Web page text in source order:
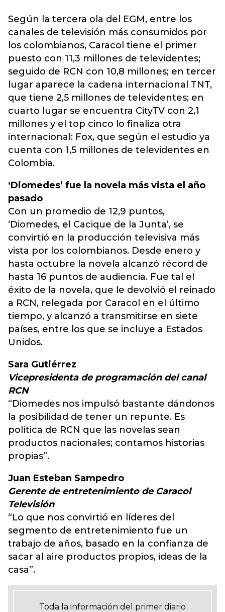
Según la tercera ola del EGM, entre los
canales de televisión más consumidos por
los colombianos, Caracol tiene el primer
puesto con 11,3 millones de televidentes;
seguido de RCN con 10,8 millones; en tercer
lugar aparece la cadena internacional TNT,
que tiene 2,5 millones de televidentes; en
cuarto lugar se encuentra CityTV con 2,1
millones y el top cinco lo finaliza otra
internacional: Fox, que según el estudio ya
cuenta con 1,5 millones de televidentes en
Colombia.
‘Diomedes’ fue la novela más vista el año
pasado
Con un promedio de 12,9 puntos,
‘Diomedes, el Cacique de la Junta’, se
convirtió en la producción televisiva más
vista por los colombianos. Desde enero y
hasta octubre la novela alcanzó récord de
hasta 16 puntos de audiencia. Fue tal el
éxito de la novela, que le devolvió el reinado
a RCN, relegada por Caracol en el último
tiempo, y alcanzó a transmitirse en siete
países, entre los que se incluye a Estados
Unidos.
Sara Gutiérrez
Vicepresidenta de programación del canal
RCN
“Diomedes nos impulsó bastante dándonos
la posibilidad de tener un repunte. Es
política de RCN que las novelas sean
productos nacionales; contamos historias
propias”.
Juan Esteban Sampedro
Gerente de entretenimiento de Caracol
Televisión
“Lo que nos convirtió en líderes del
segmento de entretenimiento fue un
trabajo de años, basado en la confianza de
sacar al aire productos propios, ideas de la
casa”.
Toda la información del primer diario